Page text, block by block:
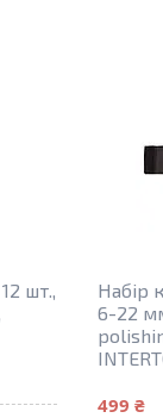
шт.,
Набір
6-22
499 ₴